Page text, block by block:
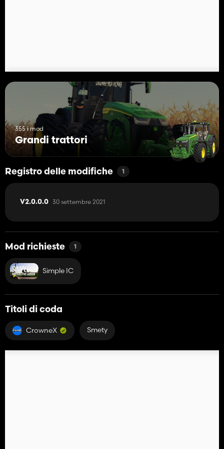
355 i mod
Grandi trattori
Registro delle modifiche 1
V2.0.0.0 30 settembre 2021
Mod richieste 1
Simple IC
Titoli di coda
CrowneX Smety